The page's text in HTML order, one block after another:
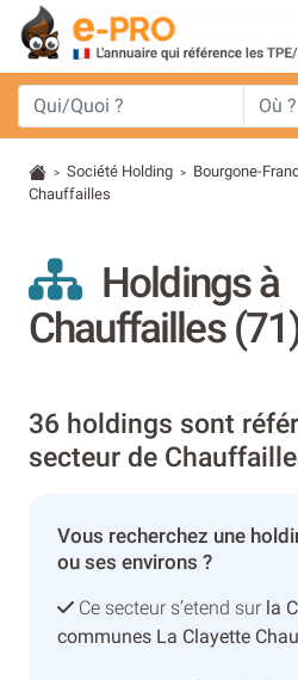
> Société Holding > Bourgone-
Chauffailles
Holdings à
Chauffailles
36 holdings sont
secteur de
Vous recherchez une
ou ses environs ?
Ce secteur s’etend sur la
communes La Clayette